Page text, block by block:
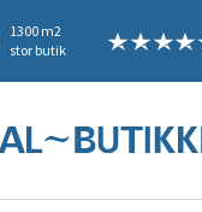
1300 m2
stor butik